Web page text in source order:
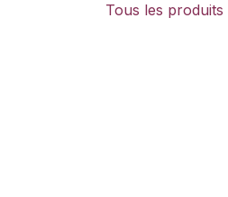
Tous les produits